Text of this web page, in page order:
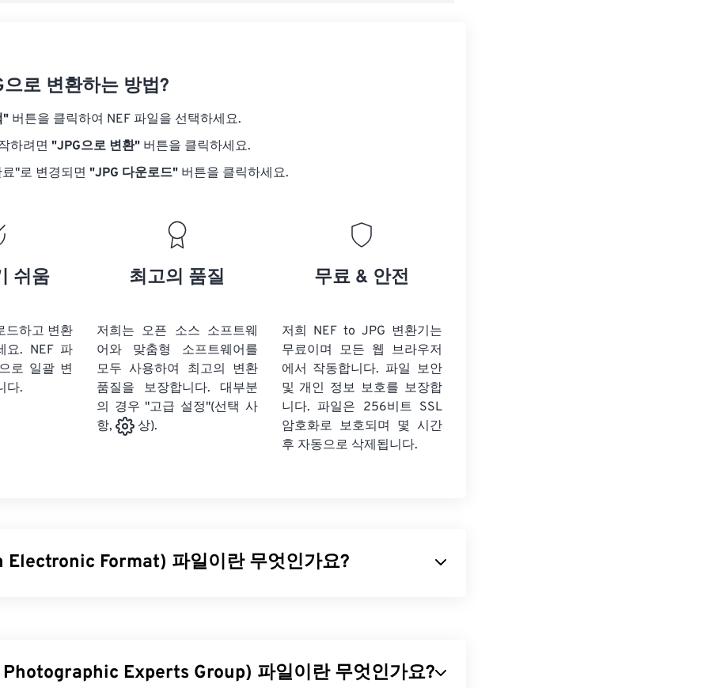
으로 변환하는 방법?
" 버튼을 클릭하여 NEF 파일을 선택하세요.
하려면 "JPG으로 변환" 버튼을 클릭하세요.
"로 변경되면 "JPG 다운로드" 버튼을 클릭하세요.
쉬움
드하고 변환
요. NEF 파
로 일괄 변
다.
최고의 품질
저희는 오픈 소스 소프트웨
어와 맞춤형 소프트웨어를
모두 사용하여 최고의 변환
품질을 보장합니다. 대부분
의 경우 "고급 설정"(선택 사
항,
상).
무료 & 안전
저희 NEF to JPG 변환기는
무료이며 모든 웹 브라우저
에서 작동합니다. 파일 보안
및 개인 정보 보호를 보장합
니다. 파일은 256비트 SSL
암호화로 보호되며 몇 시간
후 자동으로 삭제됩니다.
Electronic Format) 파일이란 무엇인가요?
어떻게 여나요?Experts Group) 파일이란 무엇인가요?